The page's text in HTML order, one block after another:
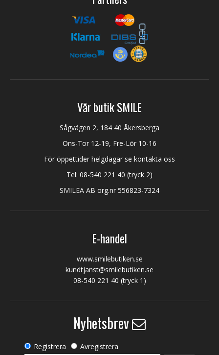
Vår butik SMILE
Sågvägen 2, 184 40 Åkersberga
Ons-Tor 12-19, Fre-Lör 10-16
För öppettider helgdagar se kontakta oss
Tel: 08-540 221 40 (tryck 2)
SMILEA AB org.nr 556823-7324
E-handel
www.smilebutiken.se
kundtjanst@smilebutiken.se
08-540 221 40 (tryck 1)
Nyhetsbrev
Registrera Avregistrera